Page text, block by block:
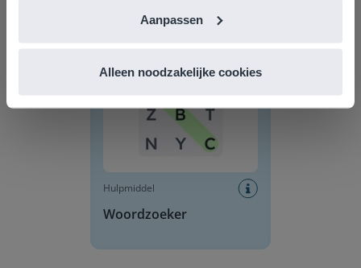
Aanpassen
Alleen noodzakelijke cookies
Ontdek meer
Hulpmiddel
Woordzoeker